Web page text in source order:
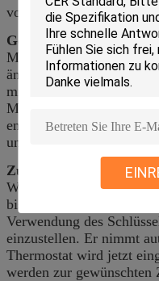
vorzuwählen.
Gebläse-Drehzahl
Mit jeder Presse des
ändert der Thermostat
mittlerer, hoher und
Modus ändern die
entsprechend dem
und Satz Temp.
Zu Timer einstellen
Wenn der Thermostat
bis den auf oder ab
Verwendung des
einzustellen. Er nimmt
Thermostat wird jetzt
werden zur gewünschten